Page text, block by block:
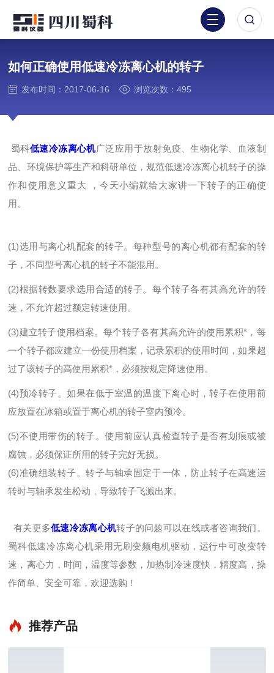
如何正确使用低速冷冻离心机的转子
发布时间：2017-06-16 浏览次数：495
蜀科低速冷冻离心机广泛应用于放射免疫、生物化学、血液制
品、环境保护等生产和科研单位，规范低速冷冻离心机转子的操
作和使用意义重大 ，今天小编就给大家讲一下转子的正确使
用。
(1)选用与离心机配套的转子。每种型号的离心机都有配套的转
子，不同型号离心机的转子不能混用。
(2)根据转数要求选用合适的转子。每个转子各有其高允许的转
速，不允许超过额定转速使用。
(3)建立转子使用档案。每个转子各有其高允许的使用累积*，每
一个转子都应建立—份使用档案，记录累积的使用时间，如果超
过了该转子的高使用累积*，必须按规定降速使用。
(4)预冷转子。如果在低于室温的温度下离心时，转子在使用前
应放置在冰箱或置于离心机的转子室内预冷。
(5)不使用带伤的转子。使用前应认真检查转子是否有划痕或被
腐蚀，必须保证所用的转子完好无损。
(6)准确组装转子。转子与轴承固定于一体，防止转子在高速运
转时与轴承发生松动，导致转子飞溅出来。
有关更多低速冷冻离心机转子的问题可以在线或者咨询我们。
蜀科低速冷冻离心机采用无刷变频电机驱动，运行中可改变转
速，离心力，时间，温度等参数，加热制冷速度快，精度高，操
作简单、安全可靠，欢迎选购！
推荐产品